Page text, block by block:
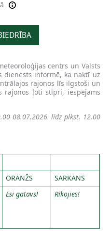
centrs un Valsts
dienests informē, ka naktī uz
rajonos līs ilgstoši un
rajonos ļoti stipri, iespējams
08.07.2026. līdz plkst. 12.00
ORANŽS
SARKANS
Esi gatavs! Rīkojies!